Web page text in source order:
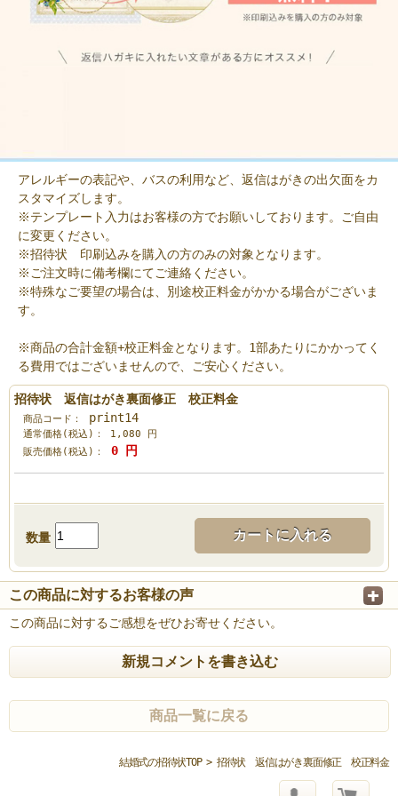
アレルギーの表記や、バスの利用など、返信はがきの出欠面をカ
スタマイズします。
※テンプレート入力はお客様の方でお願いしております。ご自由
に変更ください。
※招待状 印刷込みを購入の方のみの対象となります。
※ご注文時に備考欄にてご連絡ください。
※特殊なご要望の場合は、別途校正料金がかかる場合がございま
す。
※商品の合計金額+校正料金となります。1部あたりにかかってく
る費用ではございませんので、ご安心ください。
招待状 返信はがき裏面修正 校正料金
商品コード： print14
通常価格(税込)： 1,080 円
販売価格(税込)：
0 円
数量 カートに入れる
この商品に対するお客様の声
この商品に対するご感想をぜひお寄せください。
新規コメントを書き込む
商品一覧に戻る
結婚式の招待状TOP> 招待状 返信はがき裏面修正 校正料金